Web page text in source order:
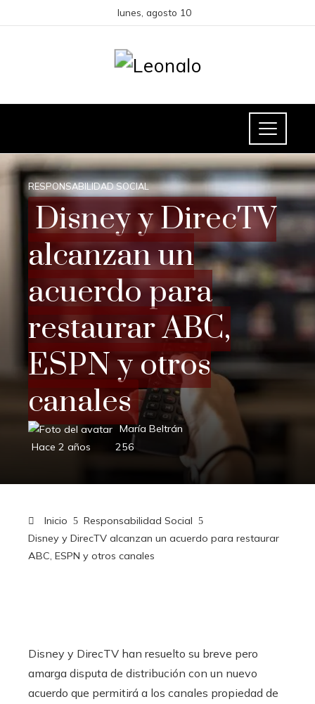
lunes, agosto 10
RESPONSABILIDAD SOCIAL
Disney y DirecTV
alcanzan un
acuerdo para
restaurar ABC,
ESPN y otros
canales
María Beltrán
Hace 2 años
256
Inicio
Responsabilidad Social
Disney y DirecTV alcanzan un acuerdo para restaurar
ABC, ESPN y otros canales
Disney y DirecTV han resuelto su breve pero
amarga disputa de distribución con un nuevo
acuerdo que permitirá a los canales propiedad de